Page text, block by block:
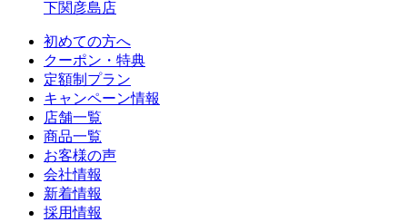
下関彦島店
初めての方へ
クーポン・特典
定額制プラン
キャンペーン情報
店舗一覧
商品一覧
お客様の声
会社情報
新着情報
採用情報